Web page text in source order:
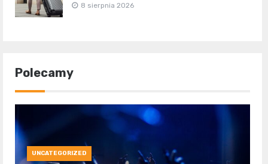
8 sierpnia 2026
Polecamy
UNCATEGORIZED